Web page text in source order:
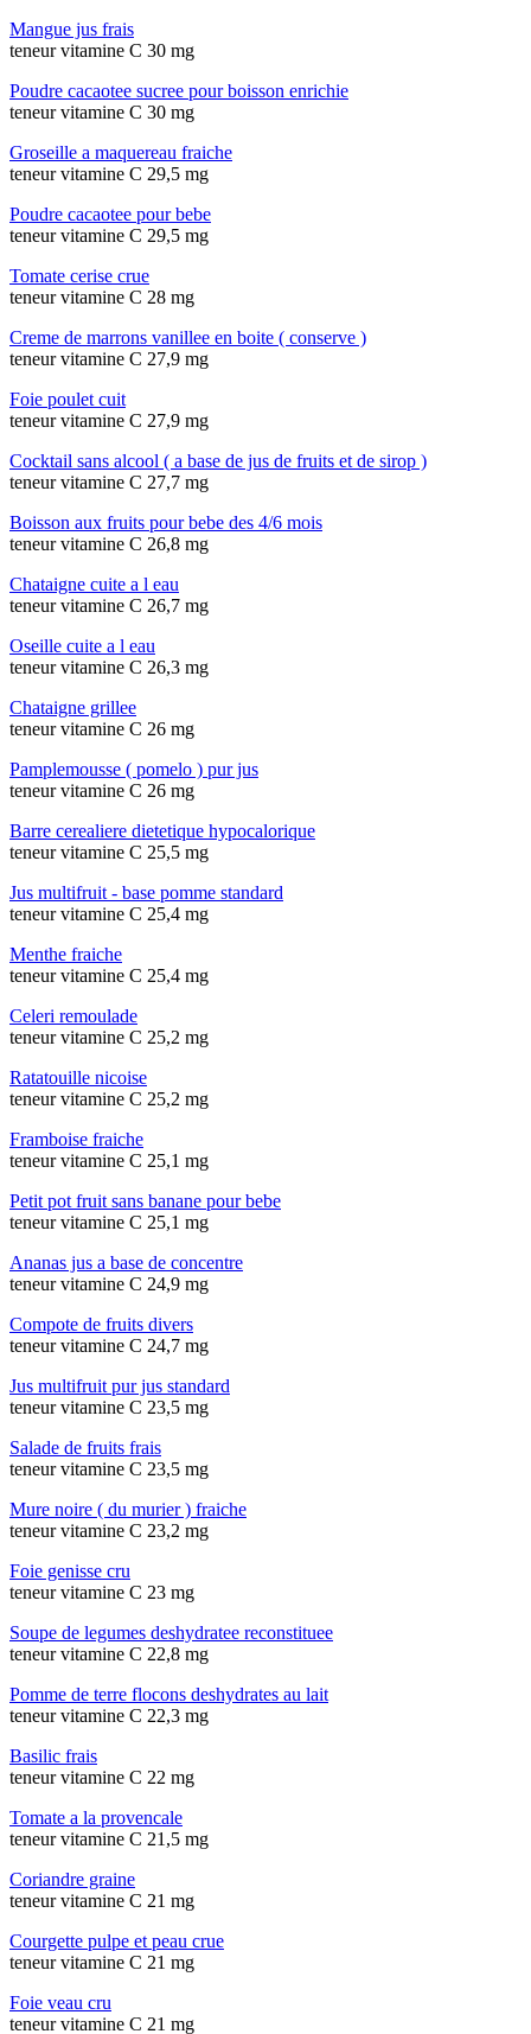
Mangue jus frais
teneur vitamine C 30 mg
Poudre cacaotee sucree pour boisson enrichie
teneur vitamine C 30 mg
Groseille a maquereau fraiche
teneur vitamine C 29,5 mg
Poudre cacaotee pour bebe
teneur vitamine C 29,5 mg
Tomate cerise crue
teneur vitamine C 28 mg
Creme de marrons vanillee en boite ( conserve )
teneur vitamine C 27,9 mg
Foie poulet cuit
teneur vitamine C 27,9 mg
Cocktail sans alcool ( a base de jus de fruits et de sirop )
teneur vitamine C 27,7 mg
Boisson aux fruits pour bebe des 4/6 mois
teneur vitamine C 26,8 mg
Chataigne cuite a l eau
teneur vitamine C 26,7 mg
Oseille cuite a l eau
teneur vitamine C 26,3 mg
Chataigne grillee
teneur vitamine C 26 mg
Pamplemousse ( pomelo ) pur jus
teneur vitamine C 26 mg
Barre cerealiere dietetique hypocalorique
teneur vitamine C 25,5 mg
Jus multifruit - base pomme standard
teneur vitamine C 25,4 mg
Menthe fraiche
teneur vitamine C 25,4 mg
Celeri remoulade
teneur vitamine C 25,2 mg
Ratatouille nicoise
teneur vitamine C 25,2 mg
Framboise fraiche
teneur vitamine C 25,1 mg
Petit pot fruit sans banane pour bebe
teneur vitamine C 25,1 mg
Ananas jus a base de concentre
teneur vitamine C 24,9 mg
Compote de fruits divers
teneur vitamine C 24,7 mg
Jus multifruit pur jus standard
teneur vitamine C 23,5 mg
Salade de fruits frais
teneur vitamine C 23,5 mg
Mure noire ( du murier ) fraiche
teneur vitamine C 23,2 mg
Foie genisse cru
teneur vitamine C 23 mg
Soupe de legumes deshydratee reconstituee
teneur vitamine C 22,8 mg
Pomme de terre flocons deshydrates au lait
teneur vitamine C 22,3 mg
Basilic frais
teneur vitamine C 22 mg
Tomate a la provencale
teneur vitamine C 21,5 mg
Coriandre graine
teneur vitamine C 21 mg
Courgette pulpe et peau crue
teneur vitamine C 21 mg
Foie veau cru
teneur vitamine C 21 mg